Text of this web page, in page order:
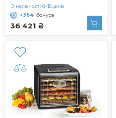
1000 Вт, плавне
регулювання до 70 C,
таймер, стійкий корпус,
чорний, 14 -
36 421 ₴
В наявності 8-15 днів
+364 бонуса